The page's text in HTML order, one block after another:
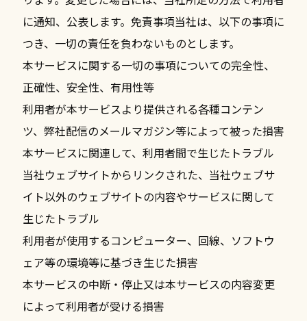
に通知、公表します。免責事項当社は、以下の事項に
つき、一切の責任を負わないものとします。
本サービスに関する一切の事項についての完全性、
正確性、安全性、有用性等
利用者が本サービスより提供される各種コンテン
ツ、弊社配信のメールマガジン等によって被った損害
本サービスに関連して、利用者間で生じたトラブル
当社ウェブサイトからリンクされた、当社ウェブサ
イト以外のウェブサイトの内容やサービスに関して
生じたトラブル
利用者が使用するコンピューター、回線、ソフトウ
ェア等の環境等に基づき生じた損害
本サービスの中断・停止又は本サービスの内容変更
によって利用者が受ける損害